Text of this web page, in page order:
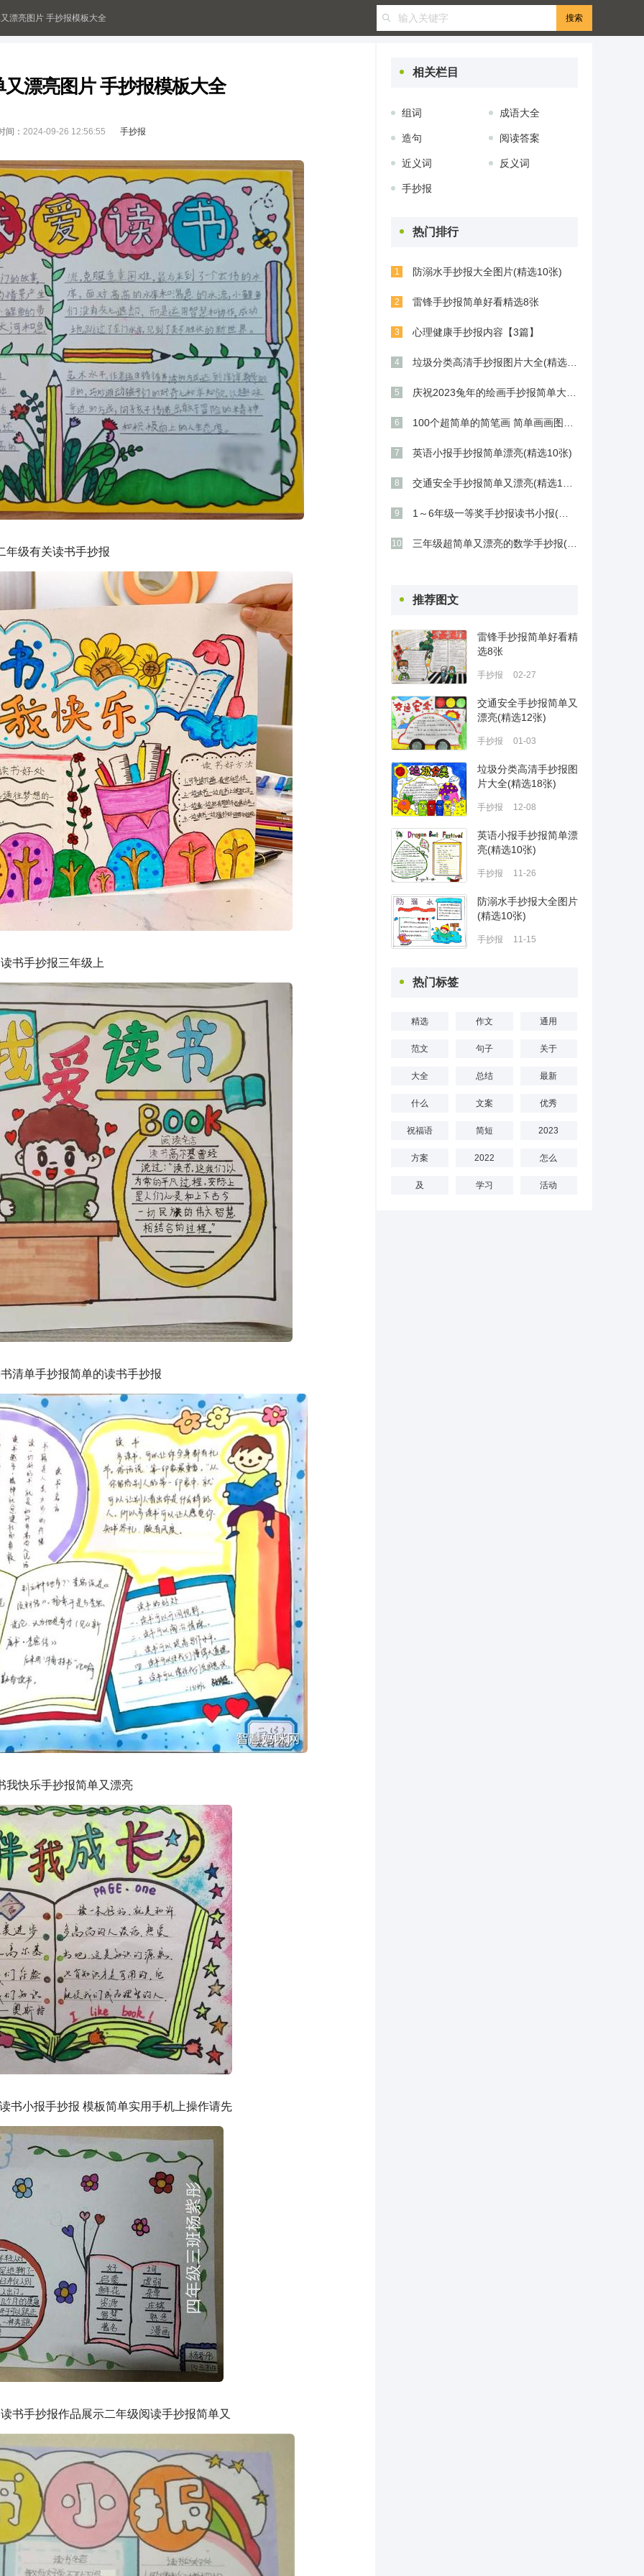
漂亮图片 手抄报模板大全
漂亮图片 手抄报模板大全
间： 2024-09-26 12:56:55 手抄报
年级有关读书手抄报
读书手抄报三年级上
清单手抄报简单的读书手抄报
我快乐手抄报简单又漂亮
书小报手抄报 模板简单实用手机上操作请先
书手抄报作品展示二年级阅读手抄报简单又
相关栏目
组词 成语大全
造句 阅读答案
近义词 反义词
手抄报
热门排行
1 防溺水手抄报大全图片(精选10张)
2 雷锋手抄报简单好看精选8张
3 心理健康手抄报内容【3篇】
4
5
6
7 英语小报手抄报简单漂亮(精选10张)
8
9
10
推荐图文
雷锋手抄报简单好看精
选8张
手抄报 02-27
交通安全手抄报简单又
漂亮(精选12张)
手抄报 01-03
垃圾分类高清手抄报图
片大全(精选18张)
手抄报 12-08
英语小报手抄报简单漂
亮(精选10张)
手抄报 11-26
防溺水手抄报大全图片
(精选10张)
手抄报 11-15
热门标签
精选 作文 通用
范文 句子 关于
大全 总结 最新
什么 文案 优秀
祝福语 简短 2023
方案 2022 怎么
及 学习 活动